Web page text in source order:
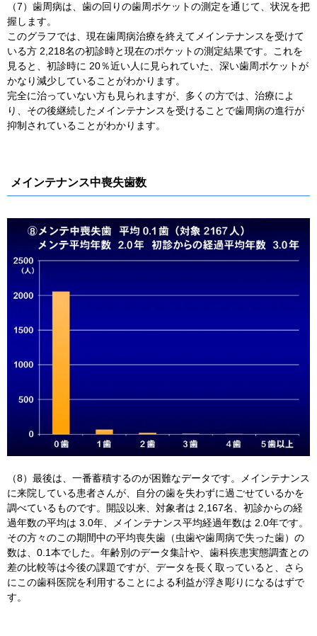
（7）歯周病は、歯の回りの歯周ポケットの測定を通じて、状況を把
握します。
このグラフでは、現在歯周病治療を終えてメインテナンスを受けて
いる方 2,218名の初診時と現在のポケットの測定結果です。これを
見ると、初診時に 20％近い人に見られていた、深い歯周ポケットが
かなり減少していることがわかります。
完全に治っていない方も見られますが、多くの方では、治療によ
り、その後継続したメインテナンスを受けることで歯周病の進行が
抑制されていることがわかります。
メインテナンス中喪失歯数
（8）最後は、一番蓄積するのが困難なデータです。メインテナンス
に来院している患者さんが、自分の歯を失わずに過ごせているかを
調べているものです。開設以来、対象者は 2,167名、初診からの経
過年数の平均は 3.0年、メインテナンス平均経過年数は 2.0年です。
その方々のこの期間中の平均喪失歯（虫歯や歯周病で失った歯）の
数は、0.1本でした。年齢別のデータ集計や、歯科疾患実態調査との
差の比較等は今後の課題ですが、データを長く取っていると、さら
にこの歯科医院を利用することによる利益が浮き彫りになるはずで
す。